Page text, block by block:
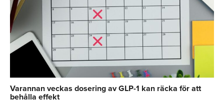
Varannan veckas dosering av GLP-1 kan räcka för att
behålla effekt